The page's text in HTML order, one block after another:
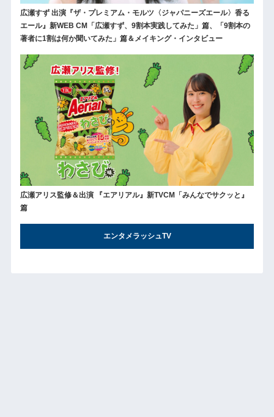
広瀬すず 出演『ザ・プレミアム・モルツ〈ジャパニーズエール〉香る
エール』新WEB CM「広瀬すず、9割本実践してみた」篇、「9割本の
著者に1割は何か聞いてみた」篇＆メイキング・インタビュー
広瀬アリス監修＆出演 『エアリアル』新TVCM「みんなでサクッと』
篇
エンタメラッシュTV